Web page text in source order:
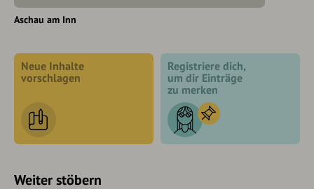
Aschau am Inn
Neue Inhalte
vorschlagen
Registriere dich,
um dir Einträge
zu merken
Weiter stöbern